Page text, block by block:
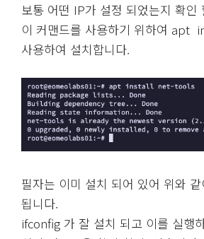
보통 어떤 IP가 설정 되었는지 확인
이 커맨드를 사용하기 위하여 apt
사용하여 설치합니다.
필자는 이미 설치 되어 있어 위와
됩니다.
ifconfig 가 잘 설치 되고 이를 실행